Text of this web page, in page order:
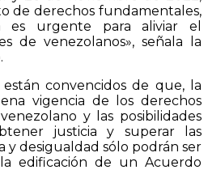
de derechos fundamentales,
es urgente para aliviar el
de venezolanos», señala la
están convencidos de que, la
vigencia de los derechos
y las posibilidades
justicia y superar las
y desigualdad sólo podrán ser
edificación de un Acuerdo